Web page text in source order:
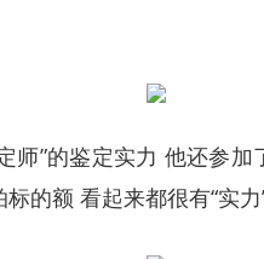
”的鉴定实力 他还参加
的额 看起来都很有“实力